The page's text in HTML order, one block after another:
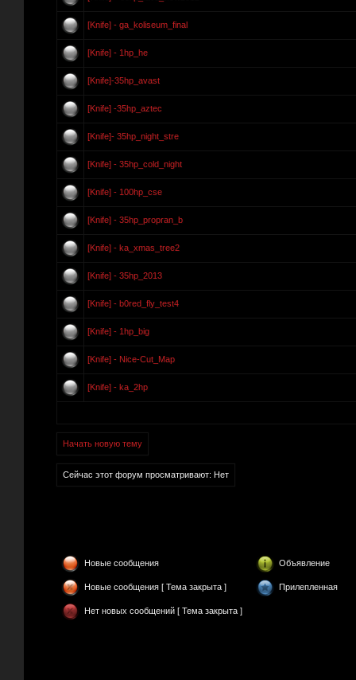
[Knife] - ga_koliseum_final
[Knife] - 1hp_he
[Knife]-35hp_avast
[Knife] -35hp_aztec
[Knife]- 35hp_night_stre
[Knife] - 35hp_cold_night
[Knife] - 100hp_cse
[Knife] - 35hp_propran_b
[Knife] - ka_xmas_tree2
[Knife] - 35hp_2013
[Knife] - b0red_fly_test4
[Knife] - 1hp_big
[Knife] - Nice-Cut_Map
[Knife] - ka_2hp
Начать новую тему
Сейчас этот форум просматривают: Нет
Новые сообщения Объявление
Новые сообщения [ Тема закрыта ] Прилепленная
Нет новых сообщений [ Тема закрыта ]